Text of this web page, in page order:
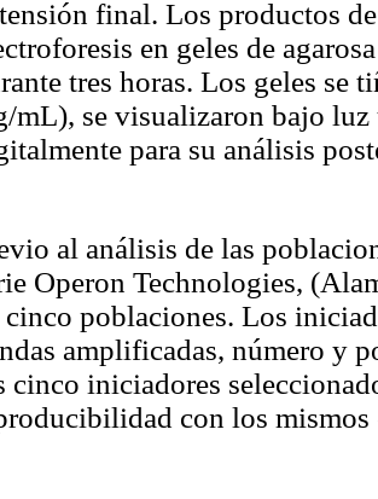
final. Los productos
en geles de
tres horas. Los geles se
mL), se visualizaron bajo
para su análisis
al análisis de las
Operon Technologies,
cinco poblaciones. Los
amplificadas, número y
cinco iniciadores
con los